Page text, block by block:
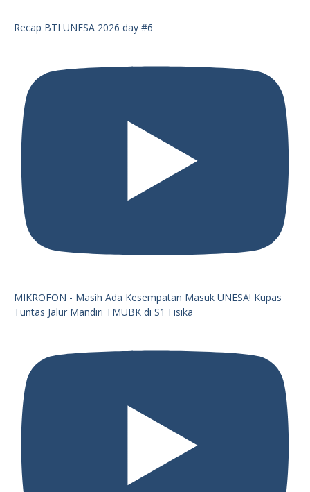
Recap BTI UNESA 2026 day #6
MIKROFON - Masih Ada Kesempatan Masuk UNESA! Kupas
Tuntas Jalur Mandiri TMUBK di S1 Fisika